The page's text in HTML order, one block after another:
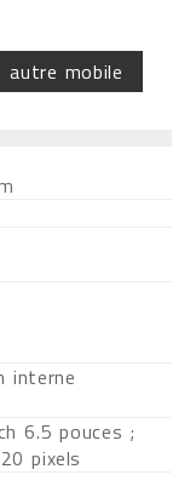
autre mobile
interne
6.5 pouces ;
pixels